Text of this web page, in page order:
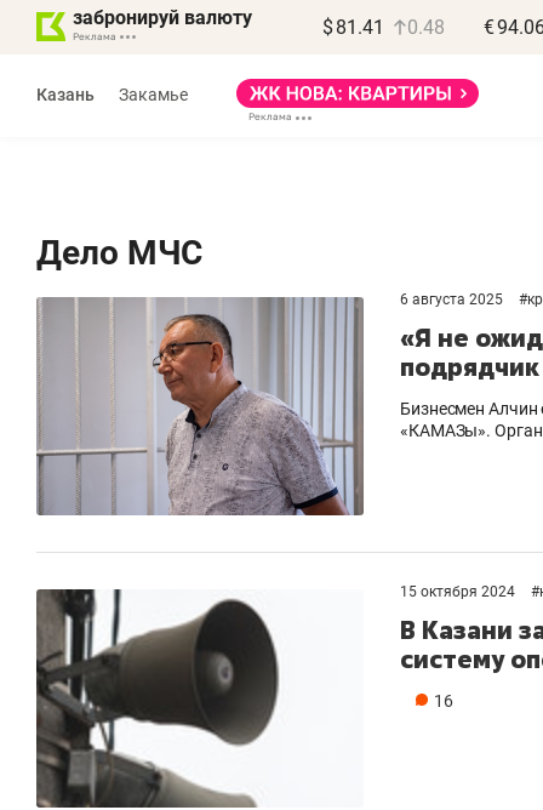
забронируй валюту $ 81.41 0.48 €
Казань Закамье
Дело МЧС
6 августа 2025 #
«Я не
Бизнесмен
«КАМАЗы».
15 октября 2024 #
В Казани
систему
16
Василь Мазитов
«Не зная местных
правил, бизнес может
потерять минимум
полгода»